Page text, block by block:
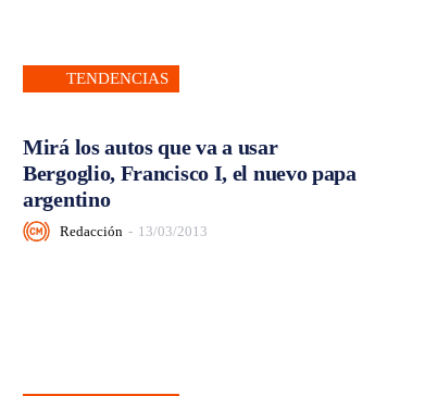
TENDENCIAS
Mirá los autos que va a usar
Bergoglio, Francisco I, el nuevo papa
argentino
Redacción - 13/03/2013